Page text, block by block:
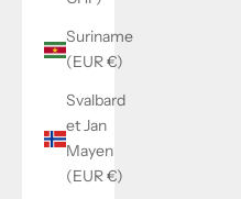
Suriname
(EUR €)
Svalbard
et Jan
Mayen
(EUR €)